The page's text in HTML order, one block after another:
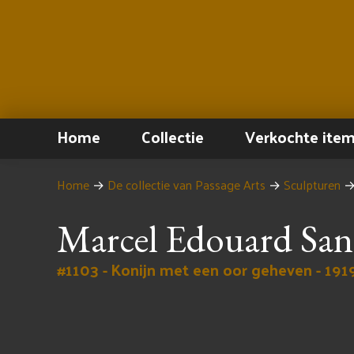
Home Collectie Verkochte
Home → De collectie van Passage Arts → Sculpturen
Marcel Edouard
#1103 - Konijn met een oor geheven -